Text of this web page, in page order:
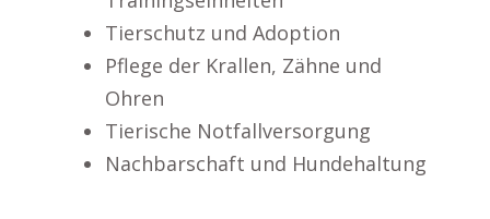
Tierschutz und Adoption
Pflege der Krallen, Zähne und
Ohren
Tierische Notfallversorgung
Nachbarschaft und Hundehaltung